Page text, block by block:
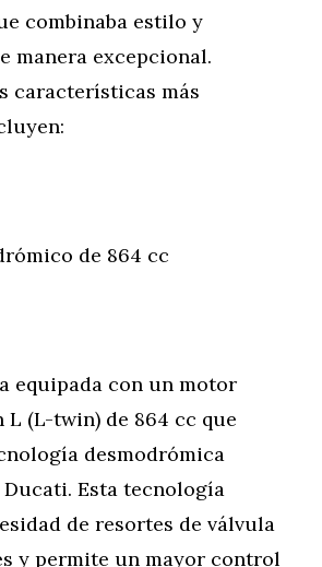
combinaba estilo y
manera excepcional.
características más
de 864 cc
equipada con un motor
(L-twin) de 864 cc que
desmodrómica
Esta tecnología
de resortes de válvula
y permite un mayor control